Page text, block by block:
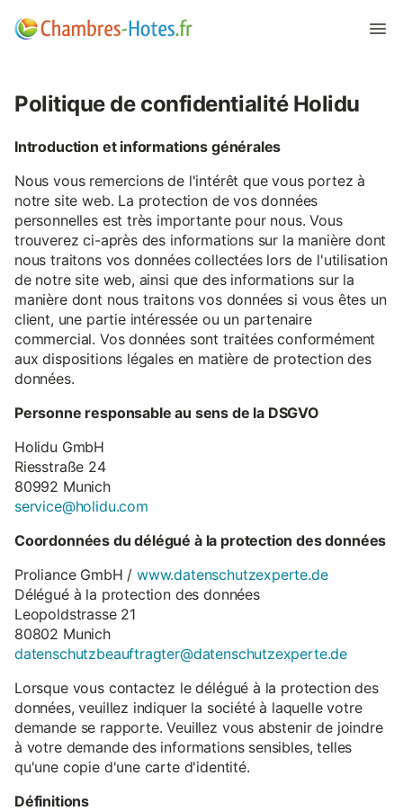
Politique de confidentialité Holidu
Introduction et informations générales
Nous vous remercions de l'intérêt que vous portez à
notre site web. La protection de vos données
personnelles est très importante pour nous. Vous
trouverez ci-après des informations sur la manière dont
nous traitons vos données collectées lors de l'utilisation
de notre site web, ainsi que des informations sur la
manière dont nous traitons vos données si vous êtes un
client, une partie intéressée ou un partenaire
commercial. Vos données sont traitées conformément
aux dispositions légales en matière de protection des
données.
Personne responsable au sens de la DSGVO
Holidu GmbH
Riesstraße 24
80992 Munich
service@holidu.com
Coordonnées du délégué à la protection des données
Proliance GmbH /www.datenschutzexperte.de
Délégué à la protection des données
Leopoldstrasse 21
80802 Munich
datenschutzbeauftragter@datenschutzexperte.de
Lorsque vous contactez le délégué à la protection des
données, veuillez indiquer la société à laquelle votre
demande se rapporte. Veuillez vous abstenir de joindre
à votre demande des informations sensibles, telles
qu'une copie d'une carte d'identité.
Définitions